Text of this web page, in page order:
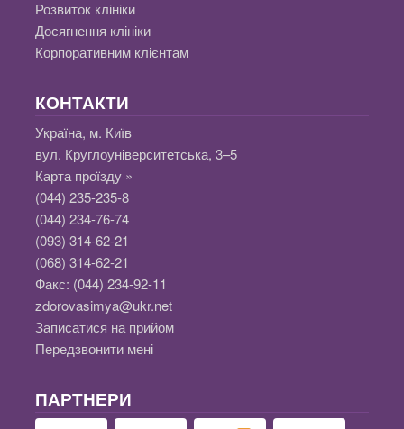
Розвиток клініки
Досягнення клініки
Корпоративним клієнтам
КОНТАКТИ
Україна, м. Київ
вул. Круглоуніверситетська, 3–5
Карта проїзду »
(044) 235-235-8
(044) 234-76-74
(093) 314-62-21
(068) 314-62-21
Факс: (044) 234-92-11
zdorovasimya@ukr.net
Записатися на прийом
Передзвонити мені
ПАРТНЕРИ